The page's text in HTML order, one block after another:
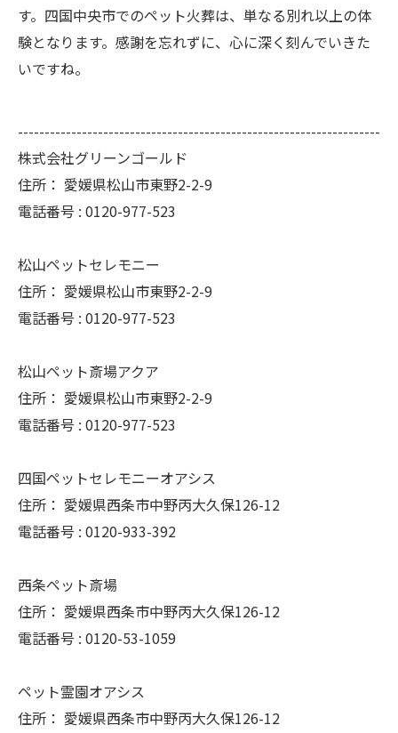
す。四国中央市でのペット火葬は、単なる別れ以上の体
験となります。感謝を忘れずに、心に深く刻んでいきた
いですね。
--------------------------------------------------------------------
株式会社グリーンゴールド
住所： 愛媛県松山市東野2-2-9
電話番号 : 0120-977-523
松山ペットセレモニー
住所： 愛媛県松山市東野2-2-9
電話番号 : 0120-977-523
松山ペット斎場アクア
住所： 愛媛県松山市東野2-2-9
電話番号 : 0120-977-523
四国ペットセレモニーオアシス
住所： 愛媛県西条市中野丙大久保126-12
電話番号 : 0120-933-392
西条ペット斎場
住所： 愛媛県西条市中野丙大久保126-12
電話番号 : 0120-53-1059
ペット霊園オアシス
住所： 愛媛県西条市中野丙大久保126-12